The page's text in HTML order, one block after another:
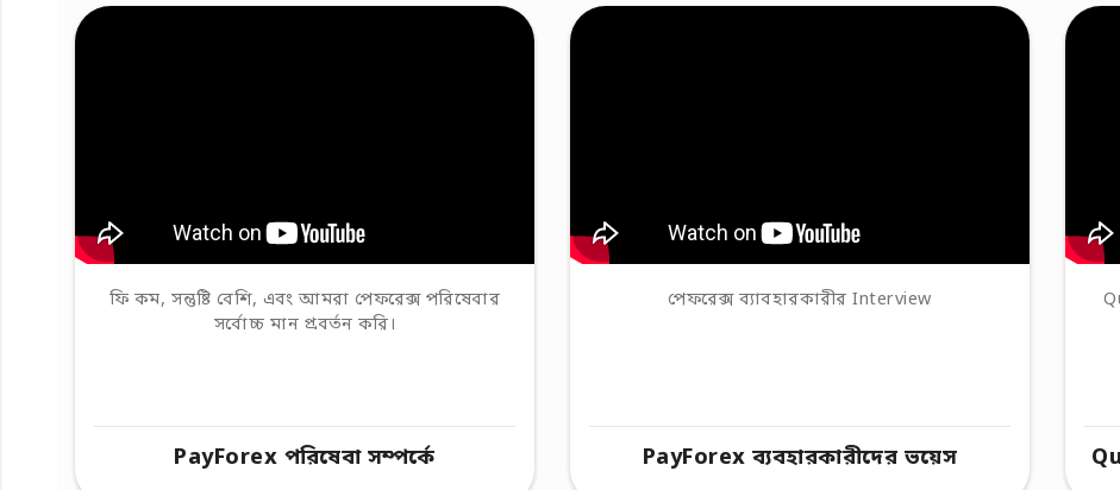
ফি কম, সন্তুষ্টি বেশি, এবং আমরা পেফরেক্স পরিষেবার
সর্বোচ্চ মান প্রবর্তন করি।
PayForex পরিষেবা সম্পর্কে
পেফরেক্স ব্যাবহারকারীর Interview
PayForex ব্যবহারকারীদের ভয়েস